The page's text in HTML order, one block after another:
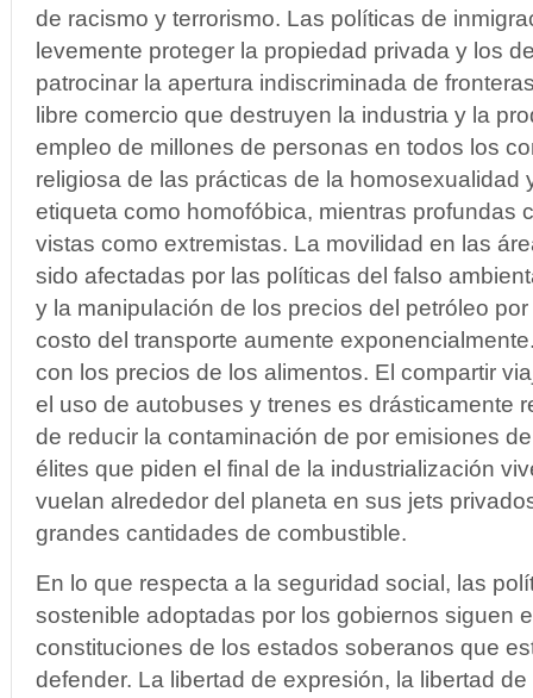
de racismo y terrorismo. Las políticas de
levemente proteger la propiedad privada y los
patrocinar la apertura indiscriminada de
libre comercio que destruyen la industria y la
empleo de millones de personas en todos los
religiosa de las prácticas de la homosexualidad
etiqueta como homofóbica, mientras profundas
vistas como extremistas. La movilidad en las
sido afectadas por las políticas del falso
y la manipulación de los precios del petróleo
costo del transporte aumente
con los precios de los alimentos. El compartir
el uso de autobuses y trenes es drásticamente
de reducir la contaminación de por emisiones
élites que piden el final de la industrialización
vuelan alrededor del planeta en sus jets
grandes cantidades de combustible.
En lo que respecta a la seguridad social, las
sostenible adoptadas por los gobiernos siguen
constituciones de los estados soberanos que
defender. La libertad de expresión, la libertad